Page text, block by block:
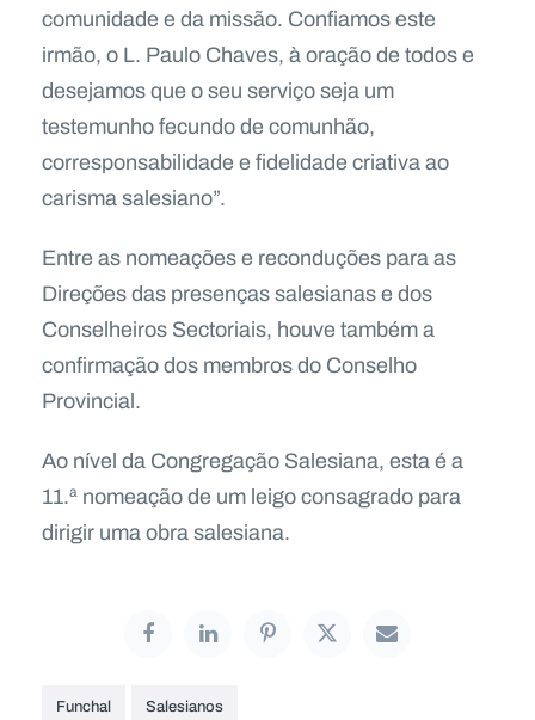
comunidade e da missão. Confiamos este
irmão, o L. Paulo Chaves, à oração de todos e
desejamos que o seu serviço seja um
testemunho fecundo de comunhão,
corresponsabilidade e fidelidade criativa ao
carisma salesiano”.
Entre as nomeações e reconduções para as
Direções das presenças salesianas e dos
Conselheiros Sectoriais, houve também a
confirmação dos membros do Conselho
Provincial.
Ao nível da Congregação Salesiana, esta é a
11.ª nomeação de um leigo consagrado para
dirigir uma obra salesiana.
Funchal Salesianos